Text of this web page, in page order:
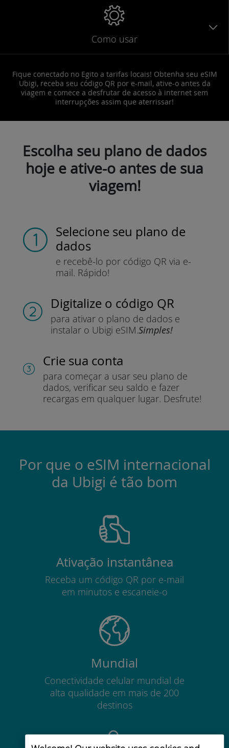
Como usar
Fique conectado no Egito a tarifas locais! Obtenha seu eSIM
Ubigi, receba seu código QR por e-mail, ative-o antes da
viagem e comece a desfrutar de acesso à internet sem
interrupções assim que aterrissar!
Escolha seu plano de dados
hoje e ative-o antes de sua
viagem!
Selecione seu plano de
dados
e recebê-lo por código QR via e-
mail. Rápido!
Digitalize o código QR
para ativar o plano de dados e
instalar o Ubigi eSIM.Simples!
Crie sua conta
para começar a usar seu plano de
dados, verificar seu saldo e fazer
recargas em qualquer lugar. Desfrute!
Por que o eSIM internacional
da Ubigi é tão bom
Ativação instantânea
Receba um código QR por e-mail
em minutos e escaneie-o
Mundial
Conectividade celular mundial de
alta qualidade em mais de 200
destinos